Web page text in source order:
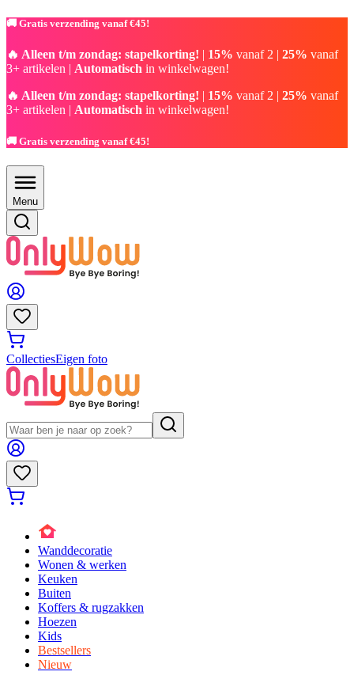
🚚 Gratis verzending vanaf €45!
🔥 Alleen t/m zondag: stapelkorting! | 15% vanaf 2 | 25% vanaf
3+ artikelen | Automatisch in winkelwagen!
🔥 Alleen t/m zondag: stapelkorting! | 15% vanaf 2 | 25% vanaf
3+ artikelen | Automatisch in winkelwagen!
🚚 Gratis verzending vanaf €45!
Menu
CollectiesEigen foto
Wanddecoratie
Wonen & werken
Keuken
Buiten
Koffers & rugzakken
Hoezen
Kids
Bestsellers
Nieuw